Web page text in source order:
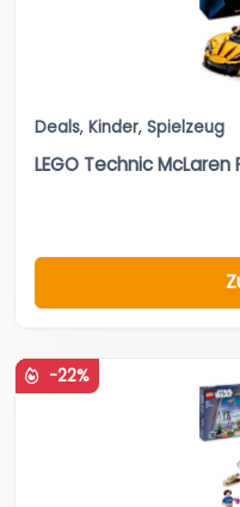
Deals, Kinder, Spielzeug
LEGO Technic
-22%